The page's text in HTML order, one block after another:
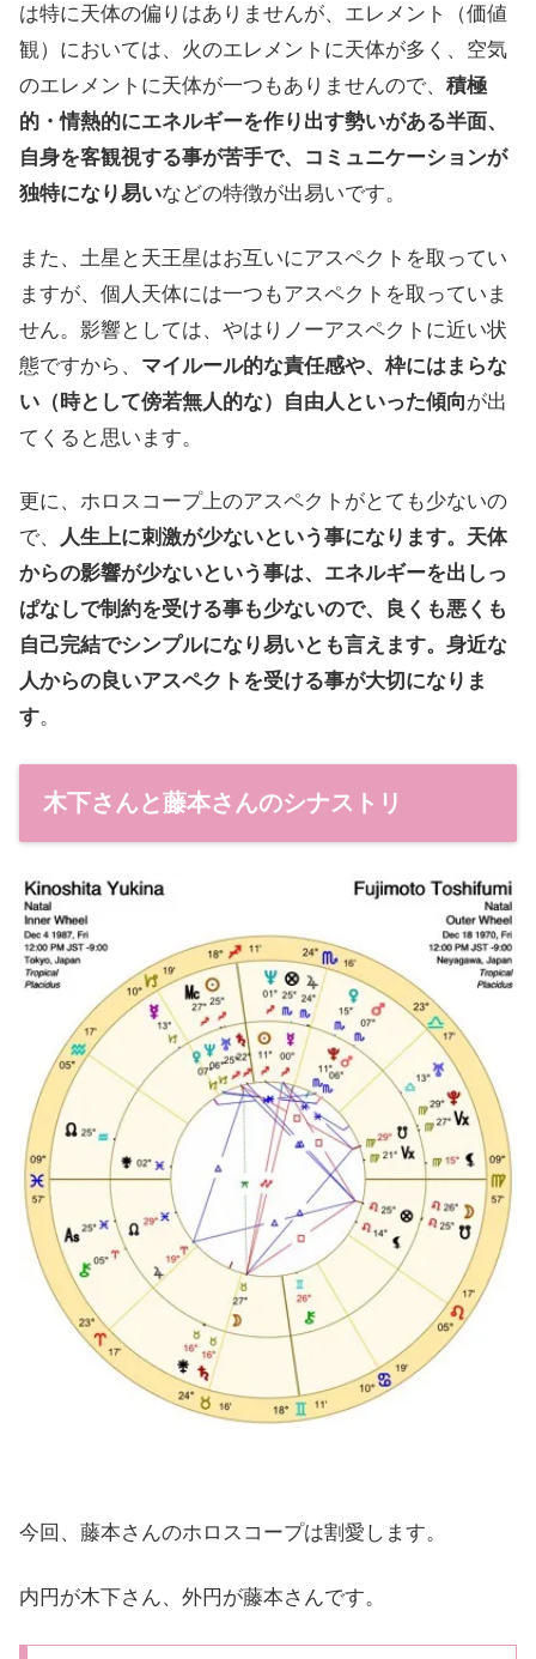
は特に天体の偏りはありませんが、エレメント（価値
観）においては、火のエレメントに天体が多く、空気
のエレメントに天体が一つもありませんので、 積極
的・情熱的にエネルギーを作り出す勢いがある半面、
自身を客観視する事が苦手で、コミュニケーションが
独特になり易いなどの特徴が出易いです。
また、土星と天王星はお互いにアスペクトを取ってい
ますが、個人天体には一つもアスペクトを取っていま
せん。影響としては、やはりノーアスペクトに近い状
態ですから、 マイルール的な責任感や、枠にはまらな
い（時として傍若無人的な）自由人といった傾向が出
てくると思います。
更に、ホロスコープ上のアスペクトがとても少ないの
で、
人生上に刺激が少ないという事になります。天体
からの影響が少ないという事は、エネルギーを出しっ
ぱなしで制約を受ける事も少ないので、良くも悪くも
自己完結でシンプルになり易いとも言えます。身近な
人からの良いアスペクトを受ける事が大切になりま
す。
木下さんと藤本さんのシナストリ
今回、藤本さんのホロスコープは割愛します。
内円が木下さん、外円が藤本さんです。